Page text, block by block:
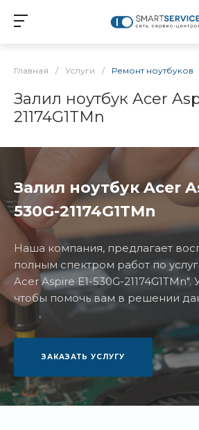
Главная / Услуги / Ремонт ноутбуков
Залил ноутбук Acer
21174G1TMn
Залил ноутбук Acer
530G-21174G1TMn
Наша компания, предлагает
полным спектром работ по
Acer Aspire E1-530G-21174G1TMn".
чтобы помочь вам в решении
ЗАКАЗАТЬ УСЛУГУ